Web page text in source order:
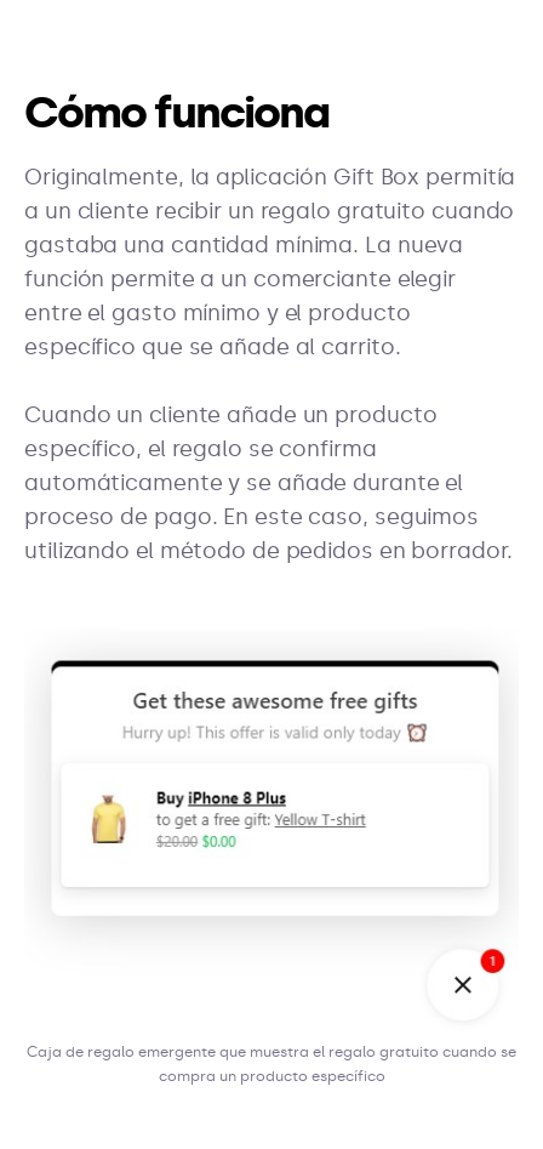
Cómo funciona
Originalmente, la aplicación Gift Box permitía
a un cliente recibir un regalo gratuito cuando
gastaba una cantidad mínima. La nueva
función permite a un comerciante elegir
entre el gasto mínimo y el producto
específico que se añade al carrito.
Cuando un cliente añade un producto
específico, el regalo se confirma
automáticamente y se añade durante el
proceso de pago. En este caso, seguimos
utilizando el método de pedidos en borrador.
Caja de regalo emergente que muestra el regalo gratuito cuando se
compra un producto específico